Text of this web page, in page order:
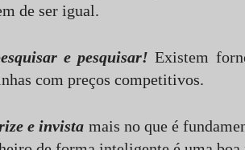
de ser igual.
e pesquisar! Existem
com preços competitivos.
e invista mais no que é